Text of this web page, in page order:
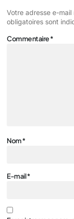
Votre adresse e-
obligatoires sont
Commentaire*
Nom*
E-mail*